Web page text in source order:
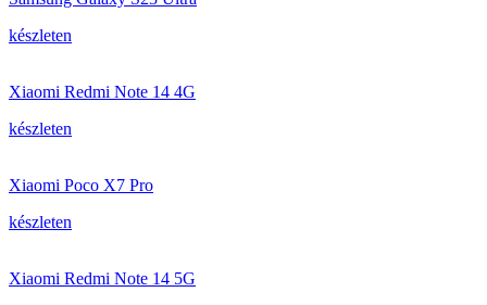
készleten
Xiaomi Redmi Note 14 4G
készleten
Xiaomi Poco X7 Pro
készleten
Xiaomi Redmi Note 14 5G